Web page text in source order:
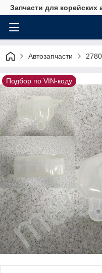
Запчасти для корейских
Автозапчасти
Подбор по VIN-коду